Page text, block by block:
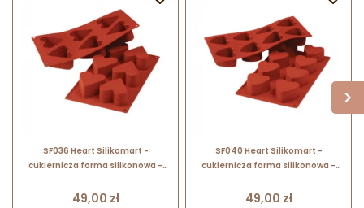
SF036 Heart Silikomart -
cukiernicza forma silikonowa -
130 ml x 6 porcji
Cena
49,00 zł
SF040 Heart Silikomart -
cukiernicza forma silikonowa -
90 ml x 8 porcji
Cena
49,00 zł